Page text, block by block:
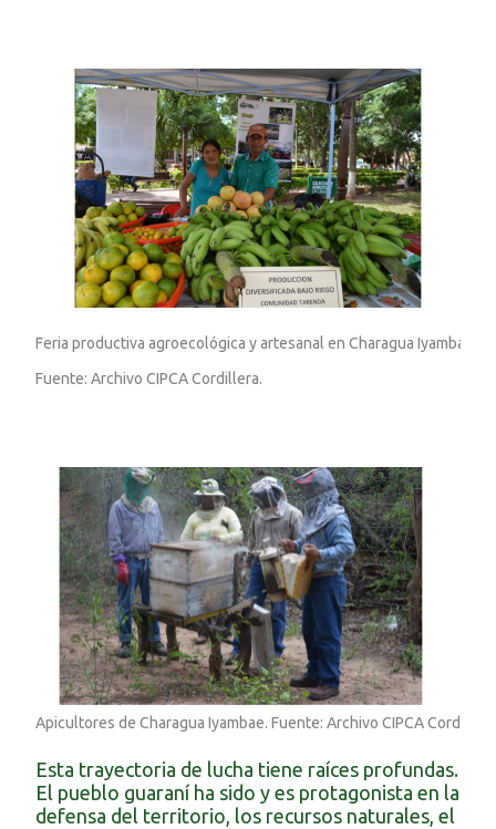
Feria productiva agroecológica y artesanal en Charagua Iyambae.
Fuente: Archivo CIPCA Cordillera.
Esta trayectoria de lucha tiene raíces profundas.
El pueblo guaraní ha sido y es protagonista en la
defensa del territorio, los recursos naturales, el